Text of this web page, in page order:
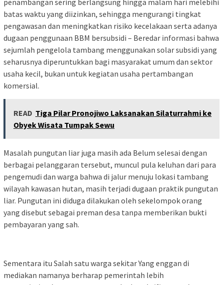
batas waktu yang diizinkan, sehingga mengurangi tingkat
pengawasan dan meningkatkan risiko kecelakaan serta adanya
dugaan penggunaan BBM bersubsidi – Beredar informasi bahwa
sejumlah pengelola tambang menggunakan solar subsidi yang
seharusnya diperuntukkan bagi masyarakat umum dan sektor
usaha kecil, bukan untuk kegiatan usaha pertambangan
komersial.
READ Tiga Pilar Pronojiwo Laksanakan Silaturrahmi ke
Obyek Wisata Tumpak Sewu
Masalah pungutan liar juga masih ada Belum selesai dengan
berbagai pelanggaran tersebut, muncul pula keluhan dari para
pengemudi dan warga bahwa di jalur menuju lokasi tambang
wilayah kawasan hutan, masih terjadi dugaan praktik pungutan
liar. Pungutan ini diduga dilakukan oleh sekelompok orang
yang disebut sebagai preman desa tanpa memberikan bukti
pembayaran yang sah.
Sementara itu Salah satu warga sekitar Yang enggan di
mediakan namanya berharap pemerintah lebih